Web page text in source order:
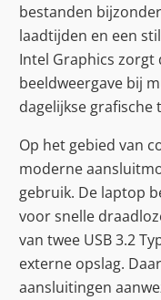
bestanden
laadtijden en een
Intel Graphics
beeldweergave bij
dagelijkse grafische
Op het gebied van
moderne
gebruik. De laptop
voor snelle
van twee USB 3.2
externe opslag.
aansluitingen